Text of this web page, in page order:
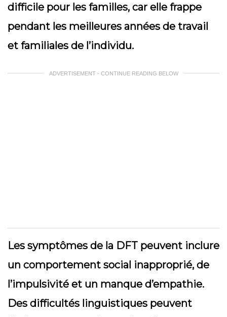
difficile pour les familles, car elle frappe
pendant les meilleures années de travail
et familiales de l’individu.
ADVERTISEMENT - CONTINUE READING BELOW
Les symptômes de la DFT peuvent inclure
un comportement social inapproprié, de
l’impulsivité et un manque d’empathie.
Des difficultés linguistiques peuvent